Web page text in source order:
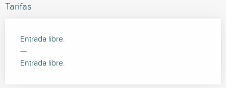
Tarifas
Entrada libre.
—
Entrada libre.